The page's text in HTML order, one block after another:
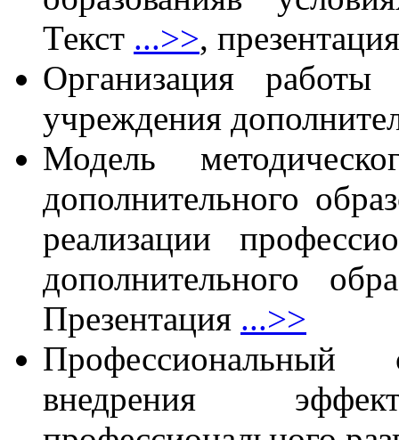
Текст ...>>,
Организация
учреждения
Модель
дополнительного
реализации
дополнительного
Презентация ...>>
внедрения